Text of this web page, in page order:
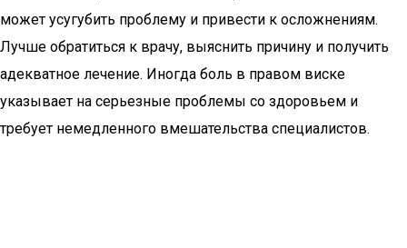
может усугубить проблему и привести к осложнениям.
Лучше обратиться к врачу, выяснить причину и получить
адекватное лечение. Иногда боль в правом виске
указывает на серьезные проблемы со здоровьем и
требует немедленного вмешательства специалистов.